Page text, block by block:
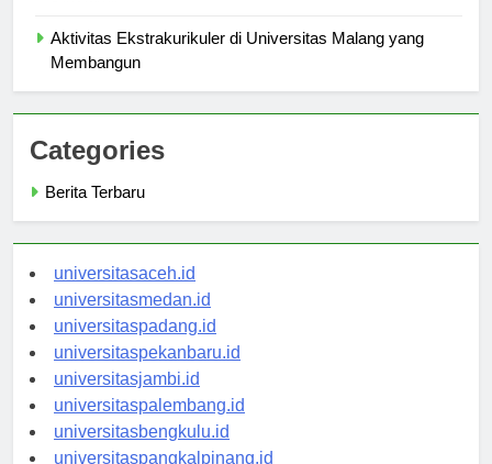
Aktivitas Ekstrakurikuler di Universitas Malang yang
Categories
universitasaceh.id
universitasmedan.id
universitaspadang.id
universitaspekanbaru.id
universitasjambi.id
universitaspalembang.id
universitasbengkulu.id